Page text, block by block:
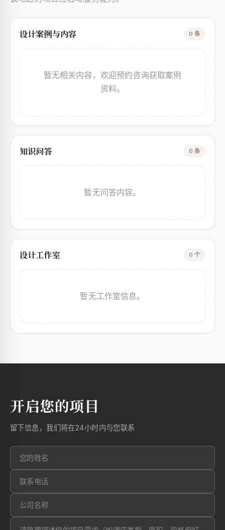
设计案例与内容 0 条
暂无相关内容，欢迎预约咨询获取案例
资料。
知识问答 0 条
暂无问答内容。
设计工作室 0 个
暂无工作室信息。
开启您的项目
留下信息，我们将在24小时内与您联系